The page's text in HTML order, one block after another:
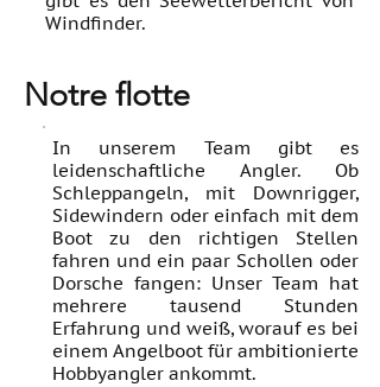
Windfinder.
Notre flotte
In unserem Team gibt es
leidenschaftliche Angler. Ob
Schleppangeln, mit Downrigger,
Sidewindern oder einfach mit dem
Boot zu den richtigen Stellen
fahren und ein paar Schollen oder
Dorsche fangen: Unser Team hat
mehrere tausend Stunden
Erfahrung und weiß, worauf es bei
einem Angelboot für ambitionierte
Hobbyangler ankommt.